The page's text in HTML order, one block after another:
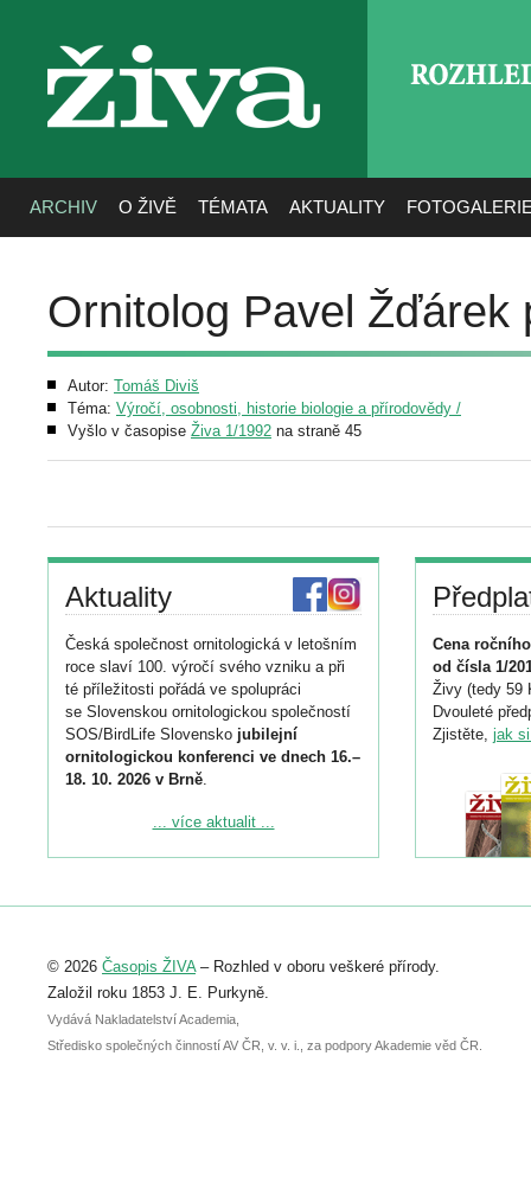
živa
ARCHIV O ŽIVĚ TÉMATA AKTUALITY
Ornitolog Pavel Žďárek
Autor: Tomáš Diviš
Téma: Výročí, osobnosti, historie biologie a přírodovědy /
Vyšlo v časopise Živa 1/1992 na straně 45
Aktuality
Česká společnost ornitologická v letošním
roce slaví 100. výročí svého vzniku a při
té příležitosti pořádá ve spolupráci
se Slovenskou ornitologickou společností
SOS/BirdLife Slovensko jubilejní
ornitologickou konferenci ve dnech 16.–
18. 10. 2026 v Brně.
Podrobnější informace ke konferenci
Registrovat se můžete do 6. září.
abstraktu přihlášené přednášky nebo
posteru je už 30. června.
... více aktualit ...
Cena
od čísla 1/
Živy (tedy 59
Dvouleté
Zjistěte, jak
© 2026 Časopis ŽIVA– Rozhled v oboru veškeré přírody.
Založil roku 1853 J. E. Purkyně.
Vydává Nakladatelství Academia,
Středisko společných činností AV ČR, v. v. i., za podpory Akademie věd ČR.